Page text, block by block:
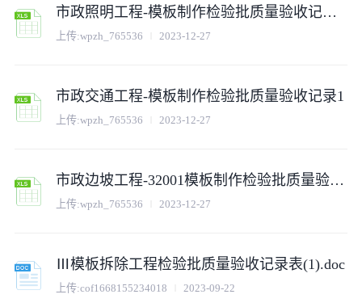
市政照明工程-模板制作检验批质量验收记录 (2)
上传:wpzh_765536 2023-12-27
市政交通工程-模板制作检验批质量验收记录1
上传:wpzh_765536 2023-12-27
市政边坡工程-32001模板制作检验批质量验收记录
上传:wpzh_765536 2023-12-27
Ⅲ模板拆除工程检验批质量验收记录表(1).doc
上传:cof1668155234018 2023-09-22